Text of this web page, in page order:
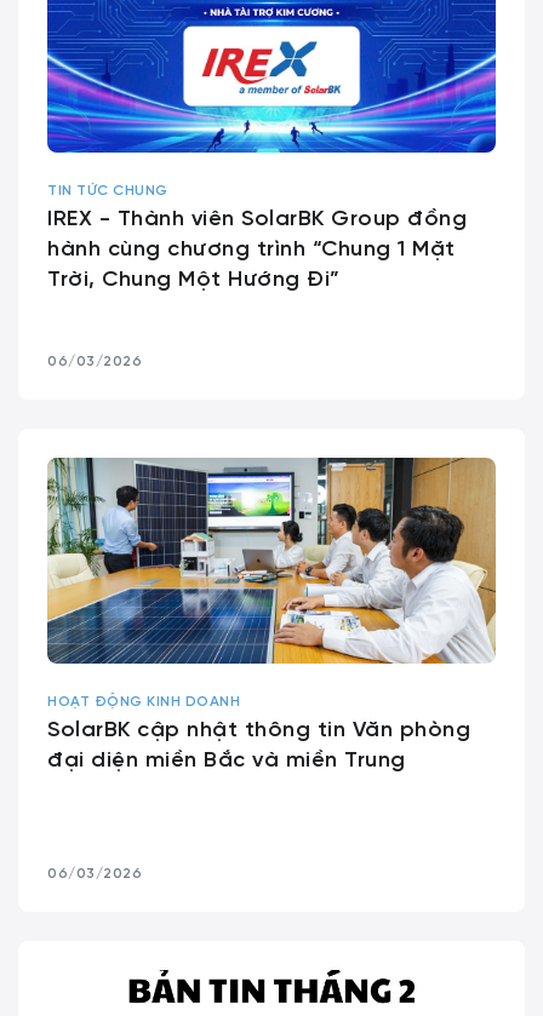
TIN TỨC CHUNG
IREX - Thành viên SolarBK Group đồng
hành cùng chương trình “Chung 1 Mặt
Trời, Chung Một Hướng Đi”
06/03/2026
HOẠT ĐỘNG KINH DOANH
SolarBK cập nhật thông tin Văn phòng
đại diện miền Bắc và miền Trung
06/03/2026